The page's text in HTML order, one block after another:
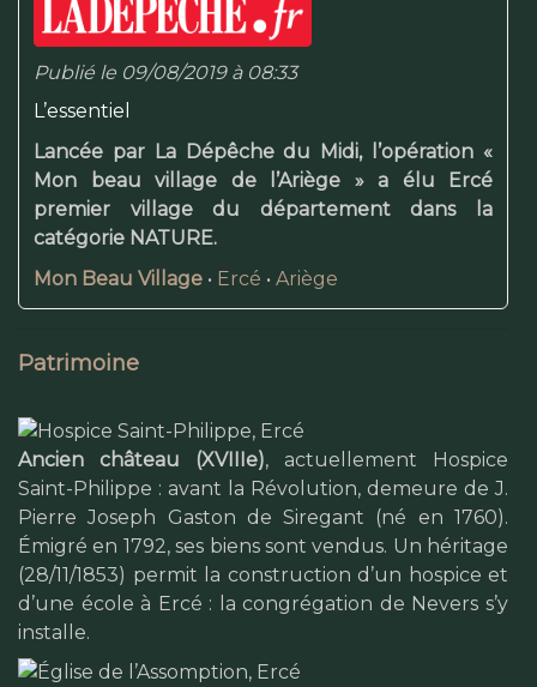
Publié le 09/08/2019 à 08:33
L’essentiel
Lancée par La Dépêche du Midi, l’opération «
Mon beau village de l’Ariège » a élu Ercé
premier village du département dans la
catégorie NATURE.
Mon Beau Village • Ercé • Ariège
Patrimoine
Ancien château (XVIIIe), actuellement Hospice
Saint-Philippe : avant la Révolution, demeure de J.
Pierre Joseph Gaston de Siregant (né en 1760).
Émigré en 1792, ses biens sont vendus. Un héritage
(28/11/1853) permit la construction d’un hospice et
d’une école à Ercé : la congrégation de Nevers s’y
installe.